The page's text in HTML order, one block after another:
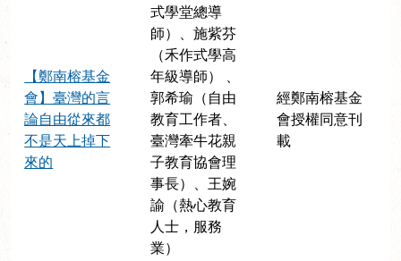
【鄭南榕基金
會】臺灣的言
論自由從來都
不是天上掉下
來的
式學堂總導
師）、施紫芬
（禾作式學高
年級導師） 、
郭希瑜（自由
教育工作者、
臺灣牽牛花親
子教育協會理
事長）、王婉
諭（熱心教育
人士，服務
業）
經鄭南榕基金
會授權同意刊
載